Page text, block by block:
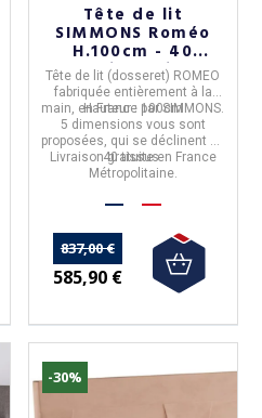
Tête de lit
SIMMONS Roméo
H.100cm - 40
coloris 5 tailles
Tête de lit (dosseret) ROMEO
fabriquée entièrement à la
main, enFrance parSIMMONS
Hauteur : 100cm
5 dimensions vous sont
proposées, qui se déclinent en
40 tissus.
Livraison gratuite en France
Métropolitaine.
837,00 €
585,90 €
-30%